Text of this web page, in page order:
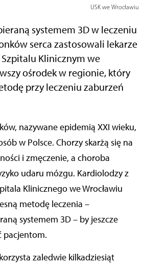
USK we Wrocławiu
systemem 3D w leczeniu
serca zastosowali lekarze
Klinicznym we
ośrodek w regionie, który
przy leczeniu zaburzeń
w Polsce. Chorzy skarżą się na
i zmęczenie, a choroba
udaru mózgu. Kardiolodzy z
Klinicznego we Wrocławiu
metodę leczenia –
systemem 3D – by jeszcze
pacjentom.
zaledwie kilkadziesiąt